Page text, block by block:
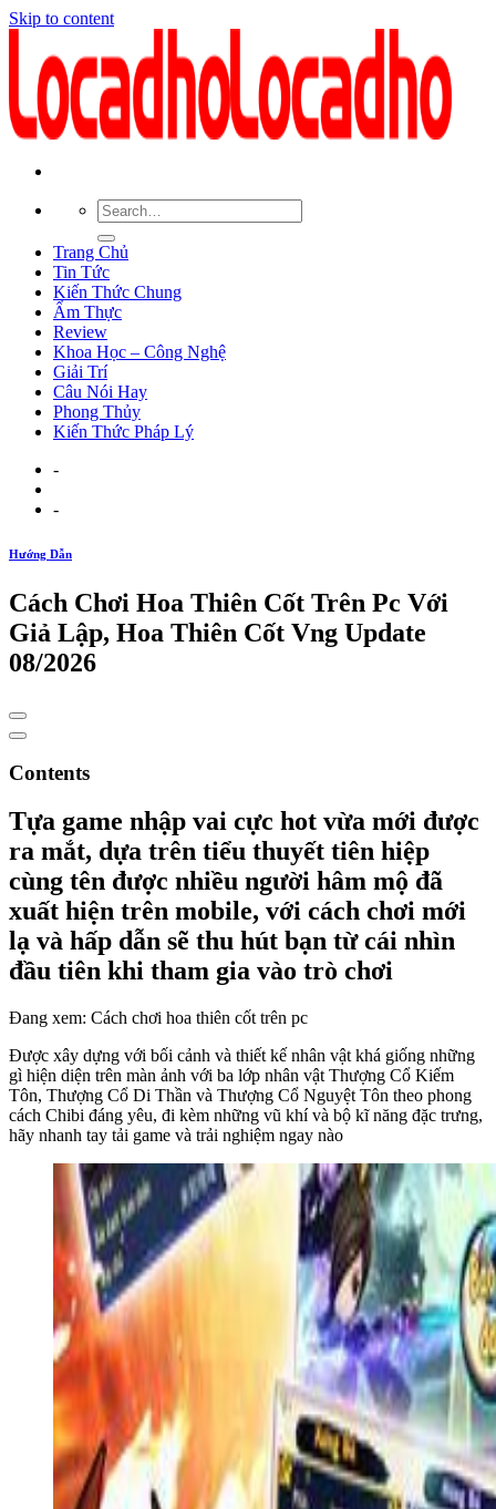
Skip to content
Trang Chủ
Tin Tức
Kiến Thức Chung
Ẩm Thực
Review
Khoa Học – Công Nghệ
Giải Trí
Câu Nói Hay
Phong Thủy
Kiến Thức Pháp Lý
-
-
Hướng Dẫn
Cách Chơi Hoa Thiên Cốt Trên Pc Với
Giả Lập, Hoa Thiên Cốt Vng Update
08/2026
Contents
Tựa game nhập vai cực hot vừa mới được
ra mắt, dựa trên tiểu thuyết tiên hiệp
cùng tên được nhiều người hâm mộ đã
xuất hiện trên mobile, với cách chơi mới
lạ và hấp dẫn sẽ thu hút bạn từ cái nhìn
đầu tiên khi tham gia vào trò chơi
Đang xem: Cách chơi hoa thiên cốt trên pc
Được xây dựng với bối cảnh và thiết kế nhân vật khá giống những
gì hiện diện trên màn ảnh với ba lớp nhân vật Thượng Cổ Kiếm
Tôn, Thượng Cổ Di Thần và Thượng Cổ Nguyệt Tôn theo phong
cách Chibi đáng yêu, đi kèm những vũ khí và bộ kĩ năng đặc trưng,
hãy nhanh tay tải game và trải nghiệm ngay nào